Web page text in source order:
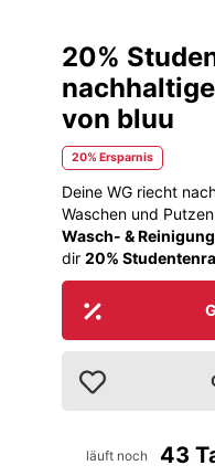
20%
von bluu
20% Ersparnis
Deine WG riecht
Waschen und
Wasch- &
dir 20%
läuft noch 43